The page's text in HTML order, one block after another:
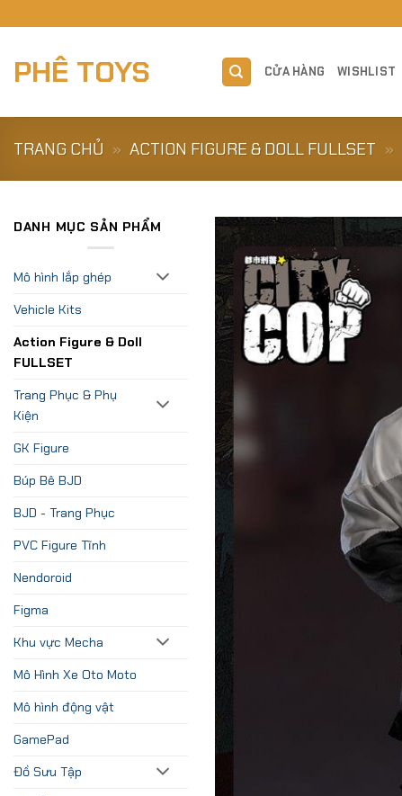
to
PHÊ TOYS CỬA HÀNG WISHLIST
TRANG CHỦ » ACTION FIGURE & DOLL FULLSET »
DANH MỤC SẢN PHẨM
Mô hình lắp ghép
Vehicle Kits
Action Figure & Doll
FULLSET
Trang Phục & Phụ
Kiện
GK Figure
Búp Bê BJD
BJD - Trang Phục
PVC Figure Tĩnh
Nendoroid
Figma
Khu vực Mecha
Mô Hình Xe Oto Moto
Mô hình động vật
GamePad
Đồ Sưu Tập